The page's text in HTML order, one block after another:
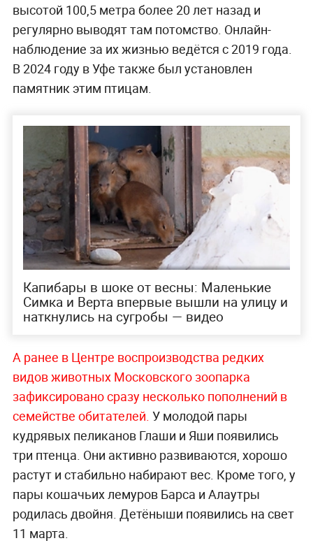
высотой 100,5 метра более 20 лет назад и
регулярно выводят там потомство. Онлайн-
наблюдение за их жизнью ведётся с 2019 года.
В 2024 году в Уфе также был установлен
памятник этим птицам.
Капибары в шоке от весны: Маленькие
Симка и Верта впервые вышли на улицу и
наткнулись на сугробы — видео
А ранее в Центре воспроизводства редких
видов животных Московского зоопарка
зафиксировано сразу несколько пополнений в
семействе обитателей. У молодой пары
кудрявых пеликанов Глаши и Яши появились
три птенца. Они активно развиваются, хорошо
растут и стабильно набирают вес. Кроме того, у
пары кошачьих лемуров Барса и Алаутры
родилась двойня. Детёныши появились на свет
11 марта.